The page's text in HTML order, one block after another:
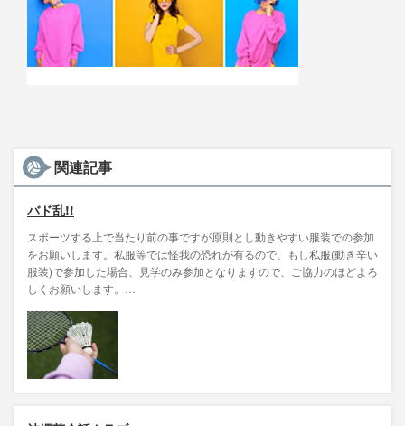
関連記事
バド乱!!
スポーツする上で当たり前の事ですが原則とし動きやすい服装での参加
をお願いします。私服等では怪我の恐れが有るので、もし私服(動き辛い
服装)で参加した場合、見学のみ参加となりますので、ご協力のほどよろ
しくお願いします。…